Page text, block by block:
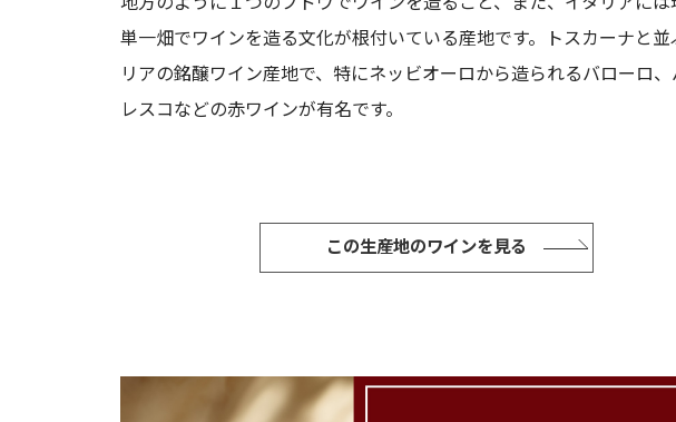
単一畑でワインを造る文化が根付いている産地です。トスカーナと並
リアの銘醸ワイン産地で、特にネッビオーロから造られるバローロ
レスコなどの赤ワインが有名です。
この生産地のワインを見る